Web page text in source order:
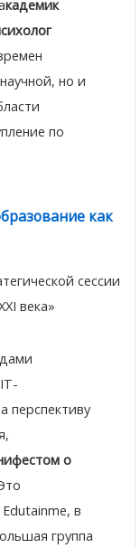
кадемик
но и
по
как
сессии
века»
перспективу
о
в
группа